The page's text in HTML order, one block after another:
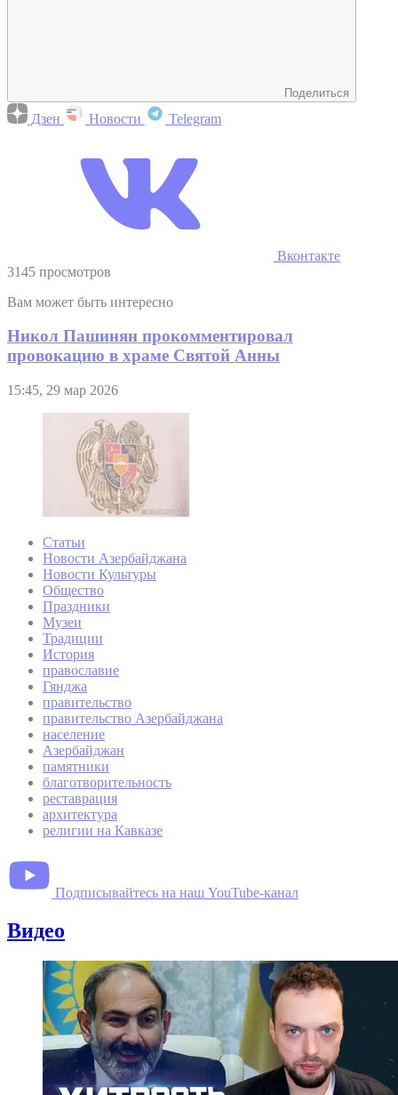
Поделиться
Дзен Новости Telegram
Вконтакте
3145 просмотров
Вам может быть интересно
Никол Пашинян прокомментировал
провокацию в храме Святой Анны
15:45, 29 мар 2026
Статьи
Новости Азербайджана
Новости Культуры
Общество
Праздники
Музеи
Традиции
История
православие
Гянджа
правительство
правительство Азербайджана
население
Азербайджан
памятники
благотворительность
реставрация
архитектура
религии на Кавказе
Подписывайтесь на наш YouTube-канал
Видео